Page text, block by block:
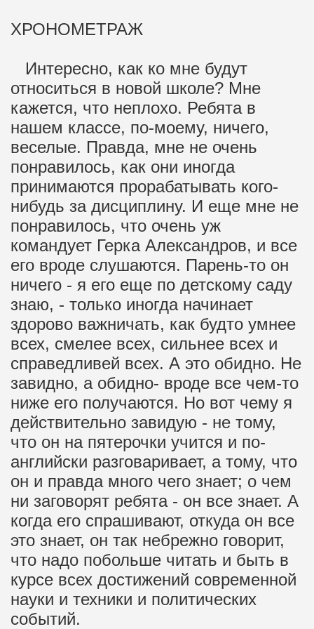
ХРОНОМЕТРАЖ
Интересно, как ко мне будут
относиться в новой школе? Мне
кажется, что неплохо. Ребята в
нашем классе, по-моему, ничего,
веселые. Правда, мне не очень
понравилось, как они иногда
принимаются прорабатывать кого-
нибудь за дисциплину. И еще мне не
понравилось, что очень уж
командует Герка Александров, и все
его вроде слушаются. Парень-то он
ничего - я его еще по детскому саду
знаю, - только иногда начинает
здорово важничать, как будто умнее
всех, смелее всех, сильнее всех и
справедливей всех. А это обидно. Не
завидно, а обидно- вроде все чем-то
ниже его получаются. Но вот чему я
действительно завидую - не тому,
что он на пятерочки учится и по-
английски разговаривает, а тому, что
он и правда много чего знает; о чем
ни заговорят ребята - он все знает. А
когда его спрашивают, откуда он все
это знает, он так небрежно говорит,
что надо побольше читать и быть в
курсе всех достижений современной
науки и техники и политических
событий.